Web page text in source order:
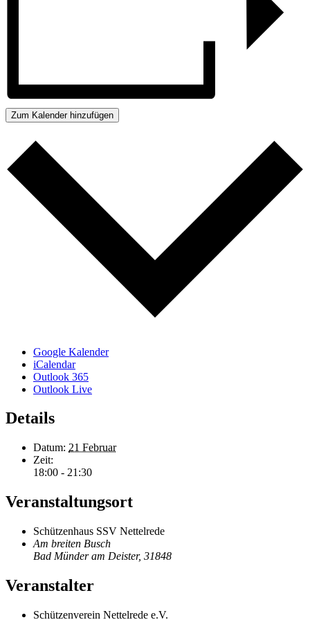
Zum Kalender hinzufügen
Google Kalender
iCalendar
Outlook 365
Outlook Live
Details
Datum: 21 Februar
Zeit:
18:00 - 21:30
Veranstaltungsort
Schützenhaus SSV Nettelrede
Am breiten Busch
Bad Münder am Deister, 31848
Veranstalter
Schützenverein Nettelrede e.V.